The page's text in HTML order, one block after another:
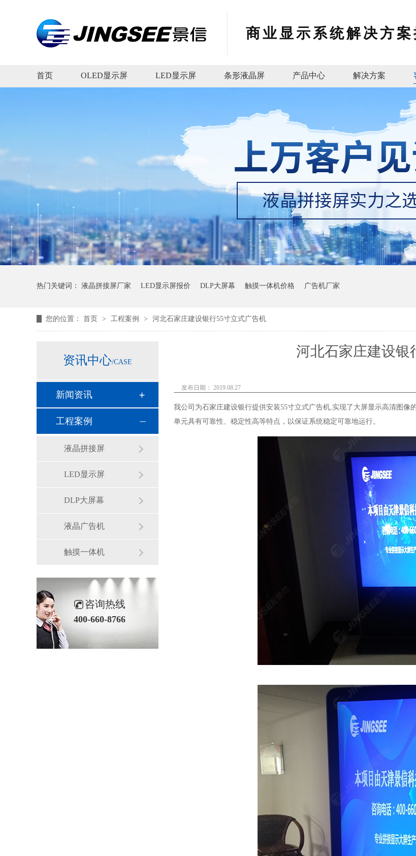
商业显示系统解决方案
首页 OLED显示屏 LED显示屏 条形液晶屏 产品中心 解决方案
热门关键词： 液晶拼接屏厂家 LED显示屏报价 DLP大屏幕 触摸一体机价格 广告机厂家
您的位置： 首页 > 工程案例 > 河北石家庄建设银行55寸立式广告机
河北石家庄建设银
发布日期： 2019.08.27
我公司为石家庄建设银行提供安装55寸立式广告机,实现了大屏显示高清图
单元具有可靠性、稳定性高等特点，以保证系统稳定可靠地运行。
资讯中心/CASE
新闻资讯
工程案例
液晶拼接屏
LED显示屏
DLP大屏幕
液晶广告机
触摸一体机
咨询热线
400-660-8766